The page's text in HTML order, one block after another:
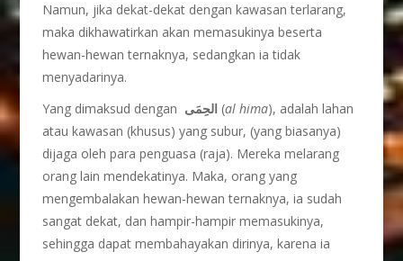
Namun, jika dekat-dekat dengan kawasan terlarang,
maka dikhawatirkan akan memasukinya beserta
hewan-hewan ternaknya, sedangkan ia tidak
menyadarinya.
Yang dimaksud dengan الحِمَى (al hima), adalah lahan
atau kawasan (khusus) yang subur, (yang biasanya)
dijaga oleh para penguasa (raja). Mereka melarang
orang lain mendekatinya. Maka, orang yang
mengembalakan hewan-hewan ternaknya, ia sudah
sangat dekat, dan hampir-hampir memasukinya,
sehingga dapat membahayakan dirinya, karena ia